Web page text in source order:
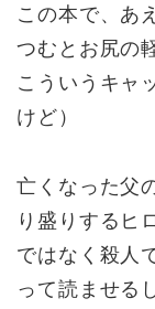
この本で、あ
つむとお尻の
こういうキャ
けど）
亡くなった父
り盛りするヒ
ではなく殺人
って読ませる